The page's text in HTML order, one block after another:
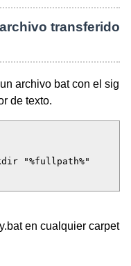
transferido
archivo bat con el sig
de texto.
"%fullpath%"
en cualquier carpet